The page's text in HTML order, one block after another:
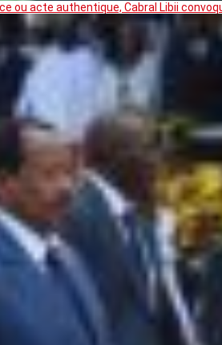
ou acte authentique, Cabral Libii